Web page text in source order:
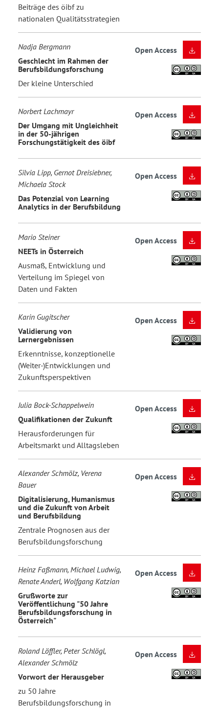
Beiträge des öibf zu
nationalen Qualitätsstrategien
Nadja Bergmann
Geschlecht im Rahmen der
Berufsbildungsforschung
Der kleine Unterschied
Open Access
Norbert Lachmayr
Der Umgang mit Ungleichheit
in der 50-jährigen
Forschungstätigkeit des öibf
Open Access
Silvia Lipp, Gernot Dreisiebner,
Michaela Stock
Das Potenzial von Learning
Analytics in der Berufsbildung
Open Access
Mario Steiner
NEETs in Österreich
Ausmaß, Entwicklung und
Verteilung im Spiegel von
Daten und Fakten
Open Access
Karin Gugitscher
Validierung von
Lernergebnissen
Erkenntnisse, konzeptionelle
(Weiter-)Entwicklungen und
Zukunftsperspektiven
Open Access
Julia Bock-Schappelwein
Qualifikationen der Zukunft
Herausforderungen für
Arbeitsmarkt und Alltagsleben
Open Access
Alexander Schmölz, Verena
Bauer
Digitalisierung, Humanismus
und die Zukunft von Arbeit
und Berufsbildung
Zentrale Prognosen aus der
Berufsbildungsforschung
Open Access
Heinz Faßmann, Michael Ludwig,
Renate Anderl, Wolfgang Katzian
Grußworte zur
Veröffentlichung "50 Jahre
Berufsbildungsforschung in
Österreich"
Open Access
Roland Löffler, Peter Schlögl,
Alexander Schmölz
Vorwort der Herausgeber
zu 50 Jahre
Berufsbildungsforschung in
Open Access